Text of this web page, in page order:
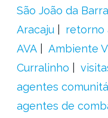
São João da Barra
Aracaju
retorno
AVA
Ambiente
Curralinho
agentes
agentes de